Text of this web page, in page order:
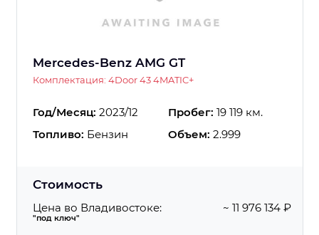
Mercedes-Benz AMG GT
Комплектация: 4Door 43 4MATIC+
Год/Месяц: 2023/12 Пробег: 19 119 км.
Топливо: Бензин Объем: 2.999
Стоимость
Цена во Владивостоке:
"под ключ"
~ 11 976 134 ₽